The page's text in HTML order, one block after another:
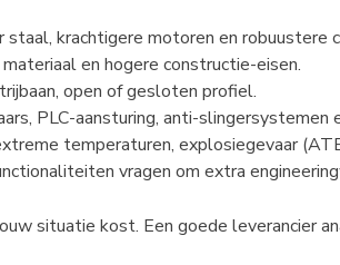
krachtigere motoren en robuustere
en hogere constructie-eisen.
open of gesloten profiel.
PLC-aansturing, anti-
temperaturen, explosiegevaar
vragen om extra
situatie kost. Een goede leverancier